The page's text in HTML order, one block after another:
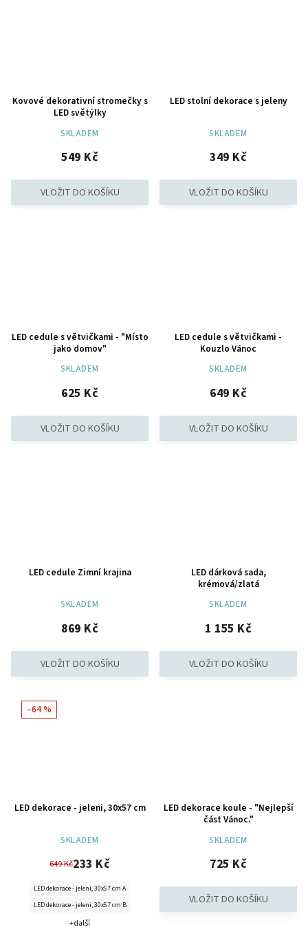
Kovové dekorativní stromečky s
LED světýlky
SKLADEM
549 Kč
LED stolní dekorace s jeleny
SKLADEM
349 Kč
LED cedule s větvičkami - "Místo
jako domov"
SKLADEM
625 Kč
LED cedule s větvičkami -
Kouzlo Vánoc
SKLADEM
649 Kč
LED cedule Zimní krajina
SKLADEM
869 Kč
LED dárková sada,
krémová/zlatá
SKLADEM
1 155 Kč
–64 %
LED dekorace - jeleni, 30x57 cm
SKLADEM
649 Kč233 Kč
LED dekorace - jeleni, 30x57 cm A
LED dekorace - jeleni, 30x57 cm B
+ další
LED dekorace koule - "Nejlepší
část Vánoc."
SKLADEM
725 Kč